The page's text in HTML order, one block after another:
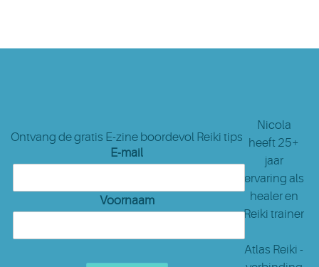
Ontvang de gratis E-zine boordevol Reiki tips
E-mail
Voornaam
Nicola
heeft 25+
jaar
ervaring als
healer en
Reiki trainer
Atlas Reiki -